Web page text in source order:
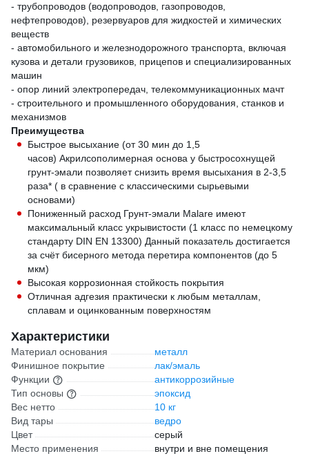
- трубопроводов (водопроводов, газопроводов,
нефтепроводов), резервуаров для жидкостей и химических
веществ
- автомобильного и железнодорожного транспорта, включая
кузова и детали грузовиков, прицепов и специализированных
машин
- опор линий электропередач, телекоммуникационных мачт
- строительного и промышленного оборудования, станков и
механизмов
Преимущества
Быстрое высыхание (от 30 мин до 1,5
часов) Акрилсополимерная основа у быстросохнущей
грунт-эмали позволяет снизить время высыхания в 2-3,5
раза* ( в сравнение с классическими сырьевыми
основами)
Пониженный расход Грунт-эмали Malare имеют
максимальный класс укрывистости (1 класс по немецкому
стандарту DIN EN 13300) Данный показатель достигается
за счёт бисерного метода перетира компонентов (до 5
мкм)
Высокая коррозионная стойкость покрытия
Отличная адгезия практически к любым металлам,
сплавам и оцинкованным поверхностям
Характеристики
Материал основания
металл
Финишное покрытие
лак/эмаль
Функции
антикоррозийные
Тип основы
эпоксид
Вес нетто
10 кг
Вид тары
ведро
Цвет
серый
Место применения
внутри и вне помещения